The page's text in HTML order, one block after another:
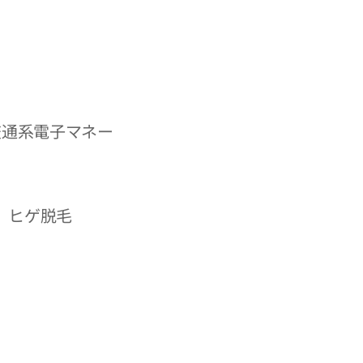
系電子マネー
ゲ脱毛